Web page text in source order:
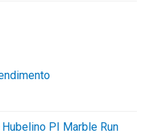
PI Marble Run